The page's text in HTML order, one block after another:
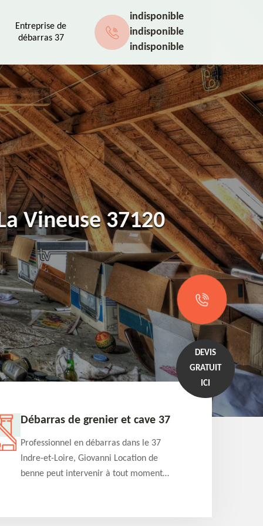
Entreprise de
débarras 37
indisponible
indisponible
indisponible
Vineuse 37120
DEVIS
GRATUIT
ICI
Débarras de grenier et cave 37
Professionnel en débarras dans le 37
Indre-et-Loire, Giovanni Location de
benne peut intervenir à tout moment
détaillé offert